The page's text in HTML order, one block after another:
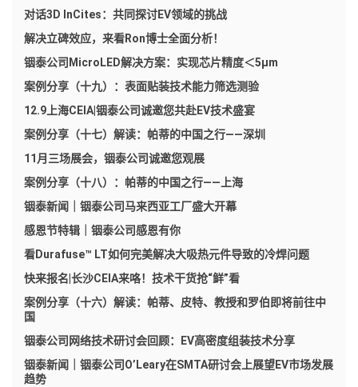
对话3D InCites：共同探讨EV领域的挑战
解决立碑效应，来看Ron博士全面分析！
铟泰公司MicroLED解决方案：实现芯片精度＜5μm
案例分享（十九）：表面贴装技术能力筛选测验
12.9上海CEIA|铟泰公司诚邀您共赴EV技术盛宴
案例分享（十七）解读：帕蒂的中国之行——深圳
11月三场展会，铟泰公司诚邀您观展
案例分享（十八）：帕蒂的中国之行——上海
铟泰新闻｜铟泰公司马来西亚工厂盛大开幕
感恩节特辑｜铟泰公司感恩有你
看Durafuse™ LT如何完美解决大吸热元件导致的冷焊问题
快来报名|长沙CEIA来咯！技术干货抢“鲜”看
案例分享（十六）解读：帕蒂、皮特、教授和罗伯即将前往中
国
铟泰公司网络技术研讨会回顾：EV高密度组装技术分享
铟泰新闻｜铟泰公司O’Leary在SMTA研讨会上展望EV市场发展
趋势